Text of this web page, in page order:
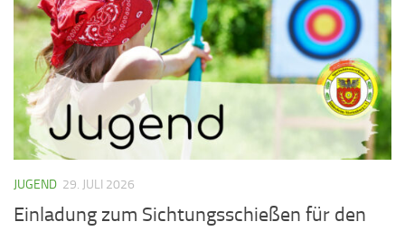
JUGEND 29. JULI 2026
Einladung zum Sichtungsschießen für den